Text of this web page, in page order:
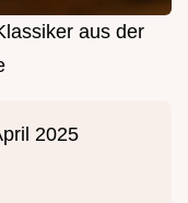
aus der
2025